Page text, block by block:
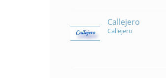
Callejero
Callejero